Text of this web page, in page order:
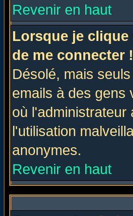
Revenir en haut
Lorsque je
de me connecter !
Désolé, mais
emails à des gens
où l'administrateur
l'utilisation
anonymes.
Revenir en haut